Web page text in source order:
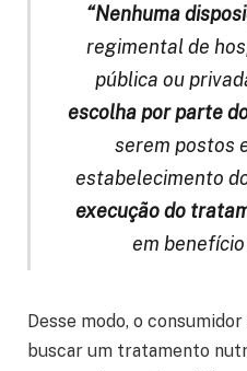
“Nenhuma
regimental de
pública ou
escolha por parte
serem postos
estabelecimento
execução do
em benefício
Desse modo, o
buscar um tratamento